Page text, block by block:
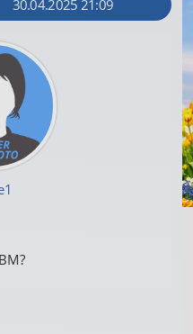
30.04.2025 21:09